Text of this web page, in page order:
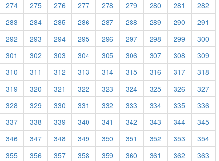
274
275 276 277 278 279 280 281
282
283
284 285 286 287 288 289 290
291
292
293 294 295 296 297 298 299
300
301
302 303 304 305 306 307 308
309
310
311 312 313 314 315 316 317
318
319
320 321 322 323 324 325 326
327
328
329 330 331 332 333 334 335
336
337
338 339 340 341 342 343 344
345
346
347 348 349 350 351 352 353
354
355
356 357 358 359 360 361 362
363